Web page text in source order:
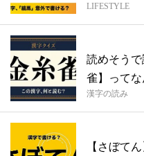
LIFESTYLE
読めそうで読めない
雀】ってな
漢字の読み
【さぼて